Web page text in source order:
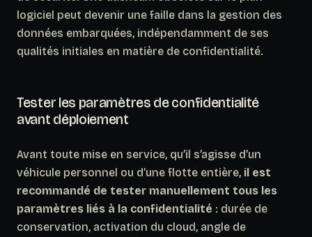
logiciel peut devenir une faille dans la gestion des
données embarquées, indépendamment de ses
qualités initiales en matière de confidentialité.
Tester les paramètres de confidentialité
avant déploiement
Avant toute mise en service, qu’il s’agisse d’un
véhicule personnel ou d’une flotte entière, il est
recommandé de tester manuellement tous les
paramètres liés à la confidentialité : durée de
conservation, activation du cloud, angle de